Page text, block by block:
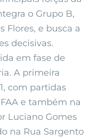
o Grupo B,
Flores, e busca a
decisivas.
em fase de
A primeira
com partidas
e também na
Luciano Gomes
na Rua Sargento